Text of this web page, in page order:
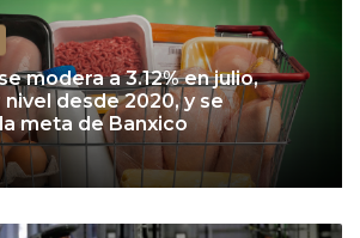
modera a 3.12% en julio,
desde 2020, y se
meta de Banxico